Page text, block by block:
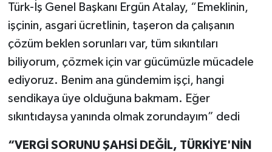
Türk-İş Genel Başkanı Ergün Atalay, “Emeklinin,
işçinin, asgari ücretlinin, taşeron da çalışanın
çözüm beklen sorunları var, tüm sıkıntıları
biliyorum, çözmek için var gücümüzle mücadele
ediyoruz. Benim ana gündemim işçi, hangi
sendikaya üye olduğuna bakmam. Eğer
sıkıntıdaysa yanında olmak zorundayım” dedi
“VERGİ SORUNU ŞAHSİ DEĞİL, TÜRKİYE'NİN